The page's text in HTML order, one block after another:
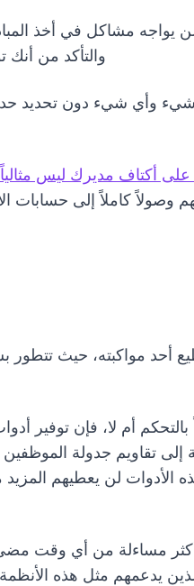
يواجه مشاكل في أخذ
والتأكد من أنك
وأي شيء دون تحديد
أكتاف مديرك ليس
وصولاً كاملاً إلى حسابات
أحد مواكبته، حيث
أم لا، فإن توفير
تقاويم جدولة
الأدوات لن يعطيهم
مساءلة من أي وقت
الذين يدعمهم مثل هذه